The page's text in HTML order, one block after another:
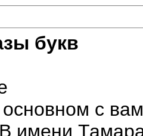
букв
основном с
имени